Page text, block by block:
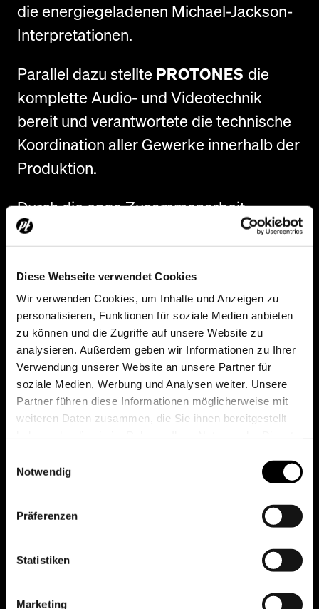
Diese Webseite verwendet Cookies
Wir verwenden Cookies, um Inhalte und Anzeigen zu
personalisieren, Funktionen für soziale Medien anbieten
zu können und die Zugriffe auf unsere Website zu
analysieren. Außerdem geben wir Informationen zu Ihrer
Verwendung unserer Website an unsere Partner für
soziale Medien, Werbung und Analysen weiter. Unsere
Partner führen diese Informationen möglicherweise mit
weiteren Daten zusammen, die Sie ihnen bereitgestellt
Notwendig
Präferenzen
Statistiken
Marketing
die energiegeladenen Michael-Jackson-
Interpretationen.
Parallel dazu stellte PROTONES die
komplette Audio- und Videotechnik
bereit und verantwortete die technische
Koordination aller Gewerke innerhalb der
Produktion.
Durch die enge Zusammenarbeit
zwischen Veranstalter, Künstlern und
durchgängige Show, bei der alle
technischen Komponenten präzise
ineinandergriffen.
Das Ergebnis
Mit „Eissele meets Michael Jackson“
entstand ein außergewöhnliches
Soul und Pop auf beeindruckende Weise
dass die musikalische Qualität des